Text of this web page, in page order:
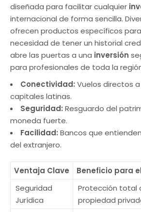
diseñada para facilitar cualquier
internacional de forma sencilla.
ofrecen productos específicos
necesidad de tener un historial
abre las puertas a una inversión
para profesionales de toda la
Conectividad: Vuelos directos
capitales latinas.
Seguridad: Resguardo del
moneda fuerte.
Facilidad: Bancos que
del extranjero.
Ventaja Clave Beneficio para
Seguridad
Jurídica
Protección total
propiedad